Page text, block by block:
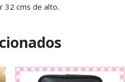
32 cms de alto.